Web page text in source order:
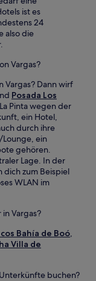
ist es
24
also die
Vargas?
Vargas? Dann wirf
Posada Los
Pinta wegen der
ein Hotel,
durch ihre
ein
gehören.
Lage. In der
zum Beispiel
WLAN im
Vargas?
Bahía de Boó,
Villa de
buchen?